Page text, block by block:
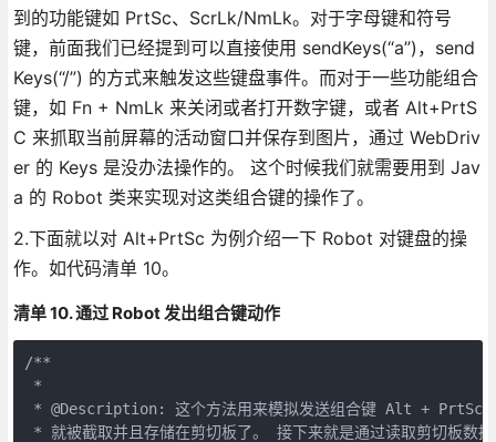
到的功能键如 PrtSc、ScrLk/NmLk。对于字母键和符号
键，前面我们已经提到可以直接使用 sendKeys(“a”)，send
Keys(“/”) 的方式来触发这些键盘事件。而对于一些功能组合
键，如 Fn + NmLk 来关闭或者打开数字键，或者 Alt+PrtS
C 来抓取当前屏幕的活动窗口并保存到图片，通过 WebDriv
er 的 Keys 是没办法操作的。 这个时候我们就需要用到 Jav
a 的 Robot 类来实现对这类组合键的操作了。
2.下面就以对 Alt+PrtSc 为例介绍一下 Robot 对键盘的操
作。如代码清单 10。
清单 10. 通过 Robot 发出组合键动作
/**
*
* @Description: 这个方法用来模拟发送组合键 Alt + PrtSc,
* 就被截取并且存储在剪切板了。 接下来就是通过读取剪切板数